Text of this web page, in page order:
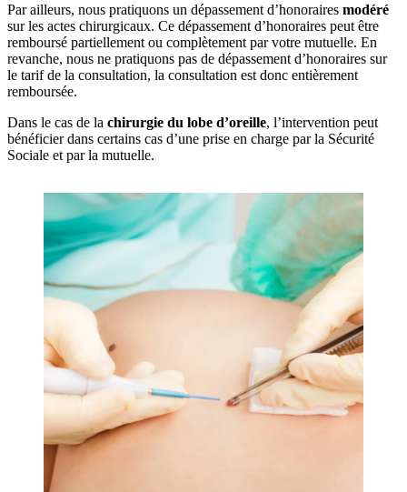
Par ailleurs, nous pratiquons un dépassement d’honoraires modéré
sur les actes chirurgicaux. Ce dépassement d’honoraires peut être
remboursé partiellement ou complètement par votre mutuelle. En
revanche, nous ne pratiquons pas de dépassement d’honoraires sur
le tarif de la consultation, la consultation est donc entièrement
remboursée.
Dans le cas de la chirurgie du lobe d’oreille, l’intervention peut
bénéficier dans certains cas d’une prise en charge par la Sécurité
Sociale et par la mutuelle.